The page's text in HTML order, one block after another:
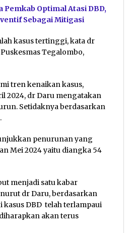
Pemkab Optimal Atasi DBD,
Sebagai Mitigasi
kasus tertinggi, kata dr
Tegalombo,
tren kenaikan kasus,
2024, dr Daru mengatakan
Setidaknya berdasarkan
penurunan yang
Mei 2024 yaitu diangka 54
menjadi satu kabar
dr Daru, berdasarkan
DBD telah terlampaui
akan terus